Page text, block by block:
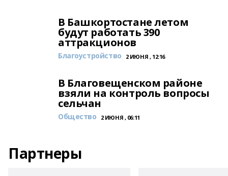
В Башкортостане летом
будут работать 390
аттракционов
Благоустройство 2 ИЮНЯ , 12:16
В Благовещенском районе
взяли на контроль вопросы
сельчан
Общество 2 ИЮНЯ , 06:11
Партнеры